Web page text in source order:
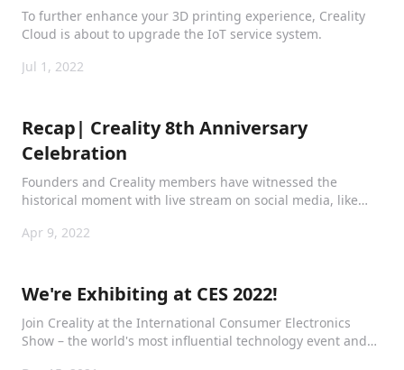
To further enhance your 3D printing experience, Creality
Cloud is about to upgrade the IoT service system.
Jul 1, 2022
Recap| Creality 8th Anniversary
Celebration
Founders and Creality members have witnessed the
historical moment with live stream on social media, like
industry.
Apr 9, 2022
We're Exhibiting at CES 2022!
Join Creality at the International Consumer Electronics
Show – the world's most influential technology event and